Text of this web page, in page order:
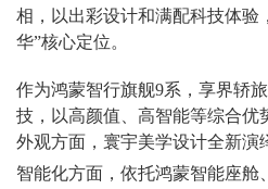
相，以出彩设计和满配科技体验
华”核心定位。
作为鸿蒙智行旗舰9系，享界轿
技，以高颜值、高智能等综合优
外观方面，寰宇美学设计全新演
智能化方面，依托鸿蒙智能座舱